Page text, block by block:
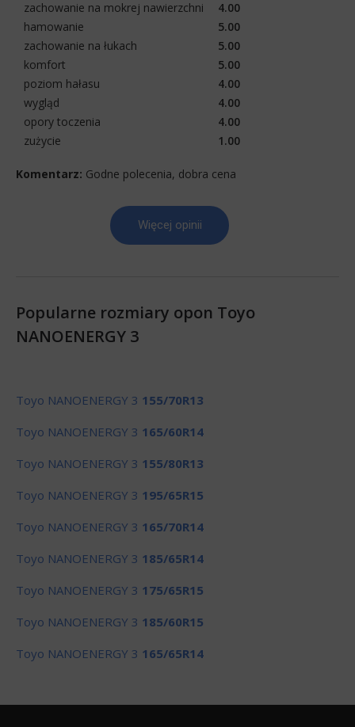
zachowanie na mokrej nawierzchni
4.00
hamowanie
5.00
zachowanie na łukach
5.00
komfort
5.00
poziom hałasu
4.00
wygląd
4.00
opory toczenia
4.00
zużycie
1.00
Komentarz: Godne polecenia, dobra cena
Więcej opinii
Popularne rozmiary opon Toyo
NANOENERGY 3
Toyo NANOENERGY 3 155/70R13
Toyo NANOENERGY 3 165/60R14
Toyo NANOENERGY 3 155/80R13
Toyo NANOENERGY 3 195/65R15
Toyo NANOENERGY 3 165/70R14
Toyo NANOENERGY 3 185/65R14
Toyo NANOENERGY 3 175/65R15
Toyo NANOENERGY 3 185/60R15
Toyo NANOENERGY 3 165/65R14